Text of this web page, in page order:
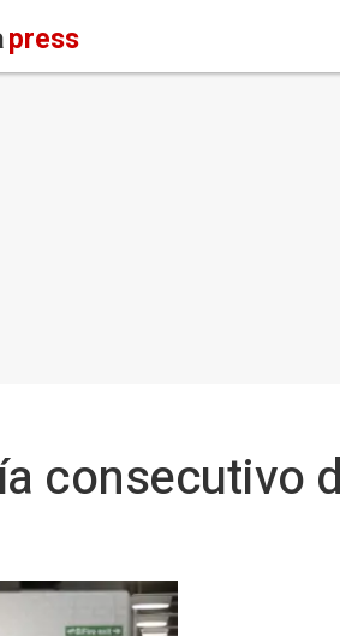
press
consecutivo